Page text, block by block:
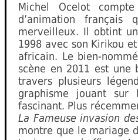
Michel Ocelot
d’animation français
merveilleux. Il obtint
1998 avec son Kirikou
africain. Le bien-
scène en 2011 est une
travers plusieurs
graphisme jouant
fascinant. Plus
La Fameuse invasion
montre que le mariage